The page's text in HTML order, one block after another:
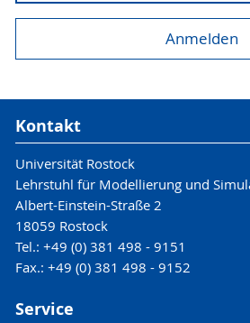
Kontakt
Universität Rostock
Lehrstuhl für Modellierung und
Albert-Einstein-Straße 2
18059 Rostock
Tel.: +49 (0) 381 498 - 9151
Fax.: +49 (0) 381 498 - 9152
Service